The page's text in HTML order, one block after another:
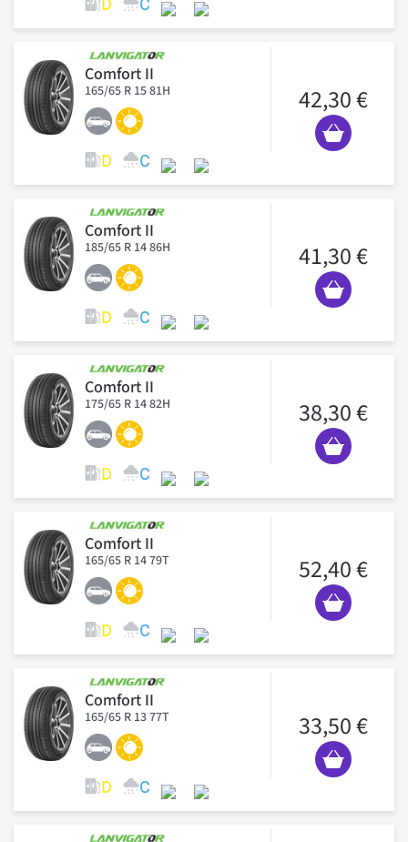
Comfort II
165/65 R 15 81H 42,30 €
Comfort II
185/65 R 14 86H 41,30 €
Comfort II
175/65 R 14 82H 38,30 €
Comfort II
165/65 R 14 79T 52,40 €
Comfort II
165/65 R 13 77T 33,50 €